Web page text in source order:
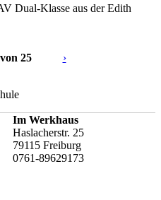
Dual-Klasse aus der Edith
25
›
Im Werkhaus
Haslacherstr. 25
79115 Freiburg
0761-89629173